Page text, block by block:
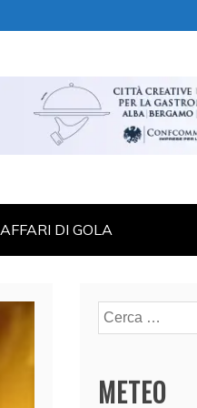
AFFARI DI GOLA
Ricerca
per:
METEO